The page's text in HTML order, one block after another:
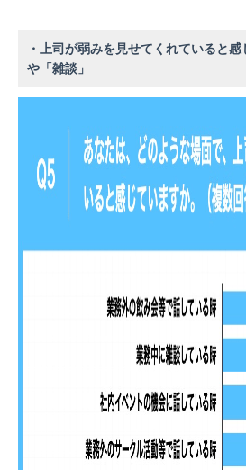
・上司が弱みを見せてくれていると感
や「雑談」